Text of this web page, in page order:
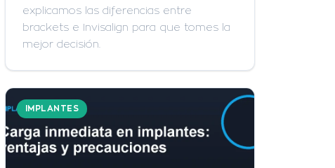
explicamos las diferencias entre
brackets e Invisalign para que tomes la
mejor decisión.
IMPLANTES